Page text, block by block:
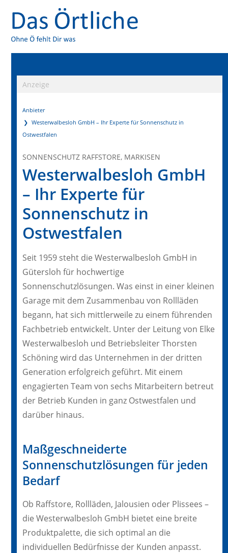
Anzeige
Anbieter
Westerwalbesloh GmbH – Ihr Experte für Sonnenschutz in
Ostwestfalen
SONNENSCHUTZ RAFFSTORE, MARKISEN
Westerwalbesloh GmbH
– Ihr Experte für
Sonnenschutz in
Ostwestfalen
Seit 1959 steht die Westerwalbesloh GmbH in
Gütersloh für hochwertige
Sonnenschutzlösungen. Was einst in einer kleinen
Garage mit dem Zusammenbau von Rollläden
begann, hat sich mittlerweile zu einem führenden
Fachbetrieb entwickelt. Unter der Leitung von Elke
Westerwalbesloh und Betriebsleiter Thorsten
Schöning wird das Unternehmen in der dritten
Generation erfolgreich geführt. Mit einem
engagierten Team von sechs Mitarbeitern betreut
der Betrieb Kunden in ganz Ostwestfalen und
darüber hinaus.
Maßgeschneiderte
Sonnenschutzlösungen für jeden
Bedarf
Ob Raffstore, Rollläden, Jalousien oder Plissees –
die Westerwalbesloh GmbH bietet eine breite
Produktpalette, die sich optimal an die
individuellen Bedürfnisse der Kunden anpasst.